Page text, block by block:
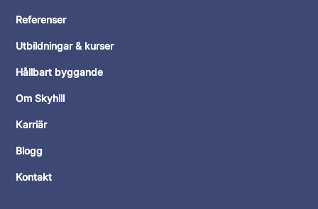
Referenser
Utbildningar & kurser
Hållbart byggande
Om Skyhill
Karriär
Blogg
Kontakt